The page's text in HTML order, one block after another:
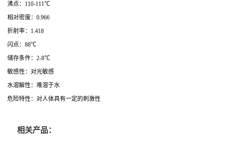
沸点：110-111℃
相对密度：0.966
折射率：1.418
闪点：88℃
储存条件：2-8℃
敏感性：对光敏感
水溶解性：难溶于水
危险特性：对人体具有一定的刺激性
相关产品：